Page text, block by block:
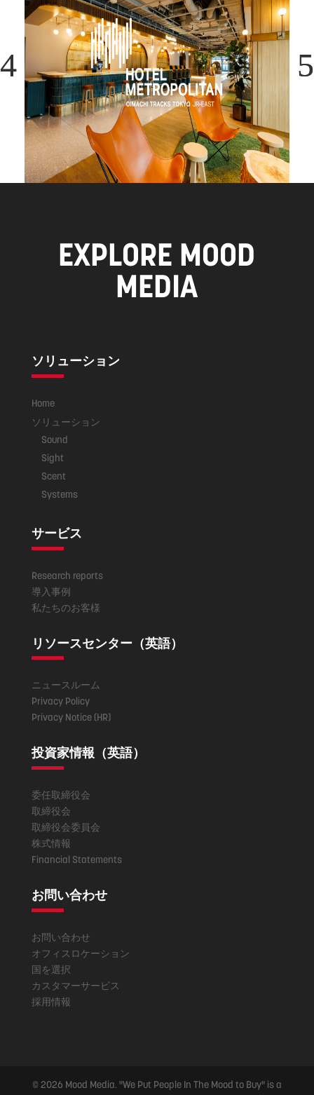
EXPLORE MOOD
MEDIA
ソリューション
Home
ソリューション
Sound
Sight
Scent
Systems
サービス
Research reports
導入事例
私たちのお客様
リソースセンター（英語）
ニュースルーム
Privacy Policy
Privacy Notice (HR)
投資家情報（英語）
委任取締役会
取締役会
取締役会委員会
株式情報
Financial Statements
お問い合わせ
お問い合わせ
オフィスロケーション
国を選択
カスタマーサービス
採用情報
© 2026 Mood Media. "We Put People In The Mood to Buy" is a